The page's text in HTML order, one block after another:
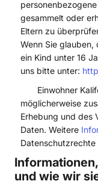
gesammelt oder
Eltern zu
Wenn Sie
ein Kind unter 16
uns bitte unter:
Einwohner
möglicherweise
Erhebung und des
Daten. Weitere
Datenschutzrechte
und wie wir